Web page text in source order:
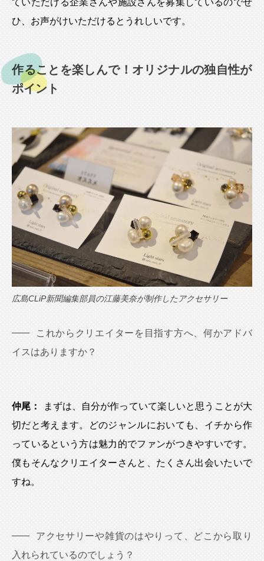
ひ、お声がけいただけるとうれしいです。
作ることを楽しんで！オリジナルの独自性が
ポイント
広島CLiP新聞編集部員の江藤美奈が制作したアクセサリー
これからクリエイターを目指す方へ、何かアドバ
イスはありますか？
仲尾：
まずは、自分が作っていて楽しいと思うことが大
切だと考えます。どのジャンルにおいても、イチから作
っているという方は魅力的でファンがつきやすいです。
僕もそんなクリエイターさんと、たくさん出会いたいで
すね。
アクセサリーや雑貨のはやりって、どこから取り
入れられているのでしょう？